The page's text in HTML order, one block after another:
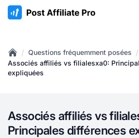
:site.title
Home
/ Questions fréquemment posées /
Associés affiliés vs filialesxa0:
expliquées
Associés affiliés vs
Principales différences